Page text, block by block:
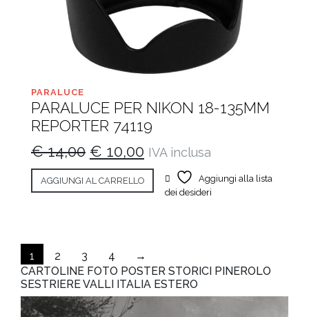
PARALUCE
PARALUCE PER NIKON 18-135MM
REPORTER 74119
€14,00 Il
prezzo
originale
€ 10,00 Il
prezzo
attuale
IVA inclusa
AGGIUNGI AL CARRELLO
Aggiungi alla lista
dei desideri
1 2 3 4
→
CARTOLINE FOTO POSTER STORICI PINEROLO
SESTRIERE VALLI ITALIA ESTERO